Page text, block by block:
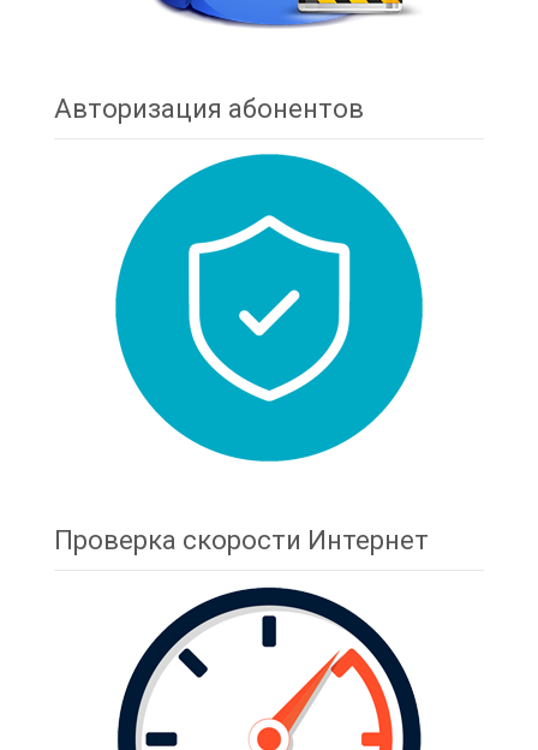
Авторизация абонентов
Проверка скорости Интернет